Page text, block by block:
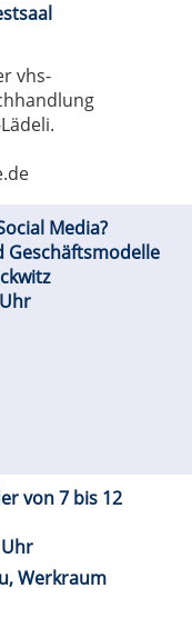
vhs-
Media?
Geschäftsmodelle
von 7 bis 12
Uhr
Werkraum